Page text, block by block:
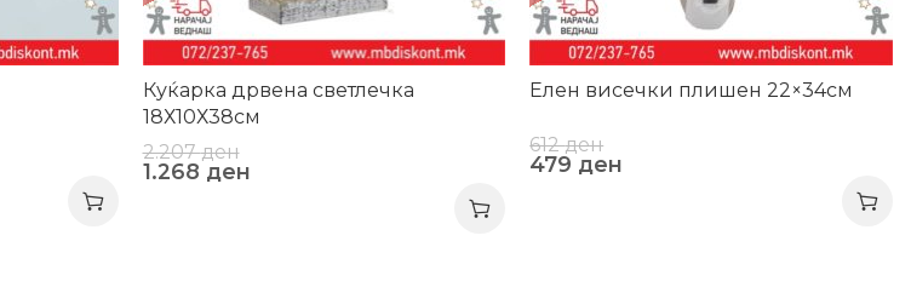
Куќарка дрвена светлечка
18Х10Х38см
2.207ден
1.268 ден
Елен висечки плишен 22×34см
612ден
479 ден